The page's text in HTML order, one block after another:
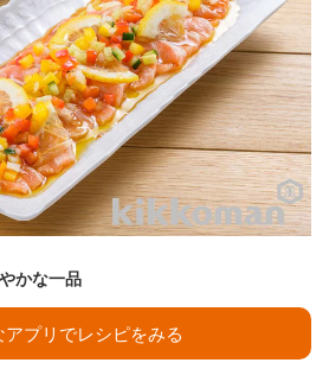
かな一品
アプリでレシピをみる